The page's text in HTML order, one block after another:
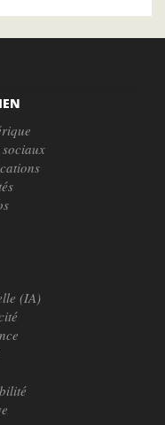
sociaux
(IA)